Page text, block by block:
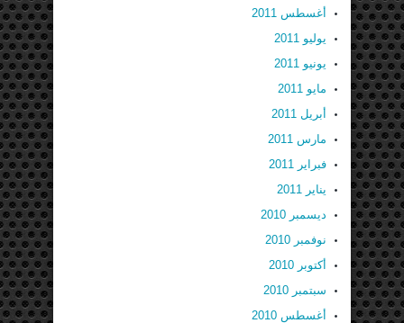
أغسطس 2011
يوليو 2011
يونيو 2011
مايو 2011
أبريل 2011
مارس 2011
فبراير 2011
يناير 2011
ديسمبر 2010
نوفمبر 2010
أكتوبر 2010
سبتمبر 2010
أغسطس 2010